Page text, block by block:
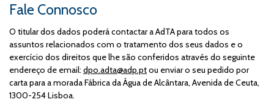
Fale Connosco
O titular dos dados poderá contactar a AdTA para todos os
assuntos relacionados com o tratamento dos seus dados e o
exercício dos direitos que lhe são conferidos através do seguinte
endereço de email: dpo.adta@adp.ptou enviar o seu pedido por
carta para a morada Fábrica da Água de Alcântara, Avenida de Ceuta,
1300-254 Lisboa.